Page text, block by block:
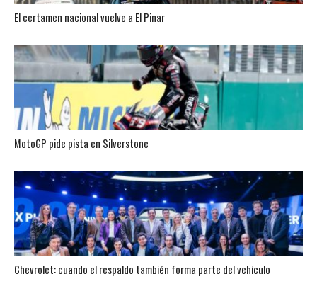
El certamen nacional vuelve a El Pinar
MotoGP pide pista en Silverstone
Chevrolet: cuando el respaldo también forma parte del vehículo